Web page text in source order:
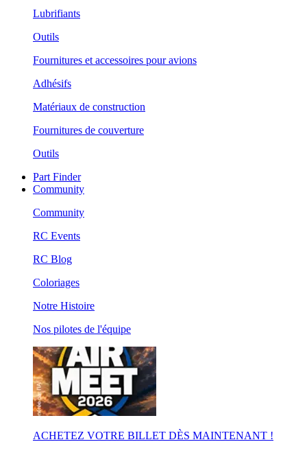
Lubrifiants
Outils
Fournitures et accessoires pour avions
Adhésifs
Matériaux de construction
Fournitures de couverture
Outils
Part Finder
Community
Community
RC Events
RC Blog
Coloriages
Notre Histoire
Nos pilotes de l'équipe
ACHETEZ VOTRE BILLET DÈS MAINTENANT !